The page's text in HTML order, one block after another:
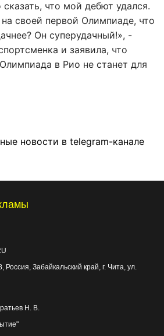
что мой дебют удался.
своей первой Олимпиаде, что
Он суперудачный!», -
и заявила, что
в Рио не станет для
новости в telegram-канале
, Россия, Забайкальский край, г. Чита, ул.
Н. В.